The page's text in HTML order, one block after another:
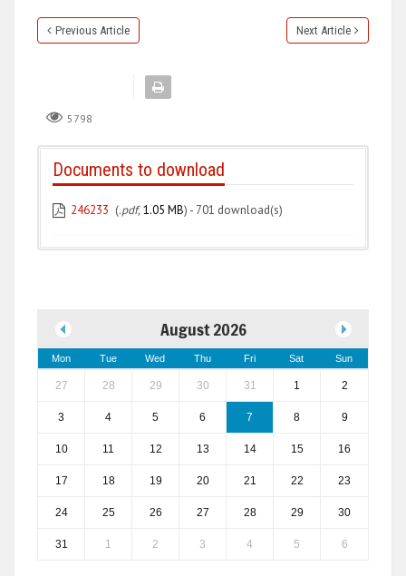
Previous Article Next Article
5798
Documents to download
246233 (.pdf,1.05 MB) - 701 download(s)
August 2026
Mon Tue Wed Thu Fri Sat Sun
27 28 29 30 31 1 2
3 4 5 6 7 8 9
10 11 12 13 14 15 16
17 18 19 20 21 22 23
24 25 26 27 28 29 30
31 1 2 3 4 5 6